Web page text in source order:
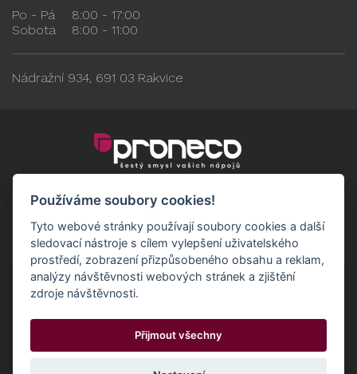
Po - Pá
8:00 - 17:00
Sobota
8:00 - 11:00
Nádražní 934, 691 03 Rakvice
GDPR - Odběratelé
Možnosti dopravy a platby
Používáme soubory cookies!
Tyto webové stránky používají soubory cookies a další
sledovací nástroje s cílem vylepšení uživatelského
prostředí, zobrazení přizpůsobeného obsahu a reklam,
analýzy návštěvnosti webových stránek a zjištění
zdroje návštěvnosti.
Přijmout všechny